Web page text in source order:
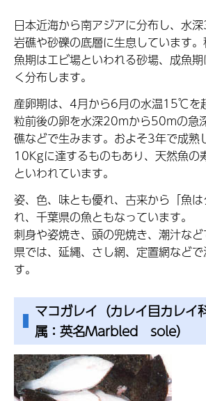
日本近海から南アジアに分布し、水
岩礁や砂礫の底層に生息しています
魚期はエビ場といわれる砂場、成魚
く分布します。
産卵期は、4月から6月の水温15℃を
粒前後の卵を水深20mから50mの急
礁などで生みます。およそ3年で成
10Kgに達するものもあり、天然魚の
といわれています。
姿、色、味とも優れ、古来から「魚
れ、千葉県の魚ともなっています。
刺身や姿焼き、頭の兜焼き、潮汁な
県では、延縄、さし網、定置網など
す。
マコガレイ（カレイ目カレイ
属：英名Marbled sole）